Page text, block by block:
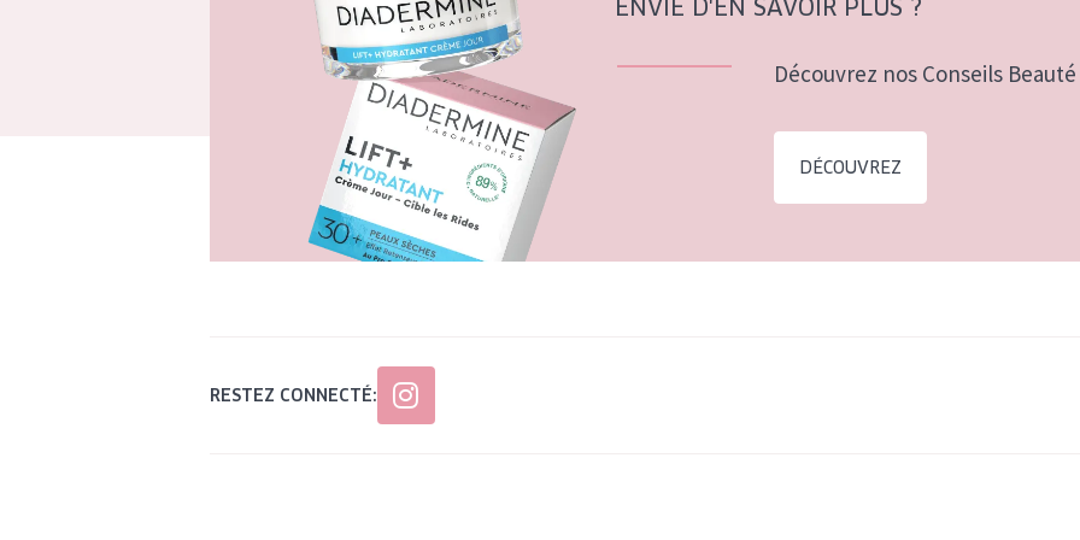
ENVIE D'EN SAVOIR PLUS ?
Découvrez nos Conseils
DÉCOUVREZ
RESTEZ CONNECTÉ: